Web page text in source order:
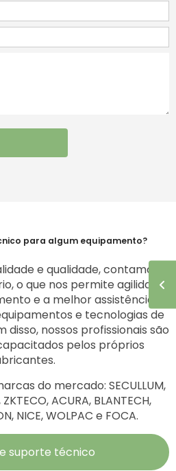
para algum equipamento?
e qualidade, contamos
o que nos permite agilidade
e a melhor assistência
e tecnologias de
nossos profissionais são
pelos próprios
do mercado: SECULLUM,
ACURA, BLANTECH,
NICE, WOLPAC e FOCA.
suporte técnico